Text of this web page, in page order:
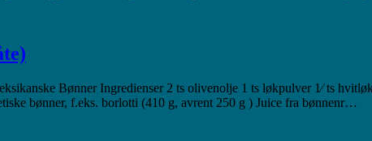
Bønner Ingredienser 2 ts olivenolje 1 ts løkpulver 1⁄ ts
bønner, f.eks. borlotti (410 g, avrent 250 g ) Juice fra bønnenr…